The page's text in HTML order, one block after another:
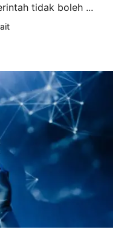
tidak boleh ...